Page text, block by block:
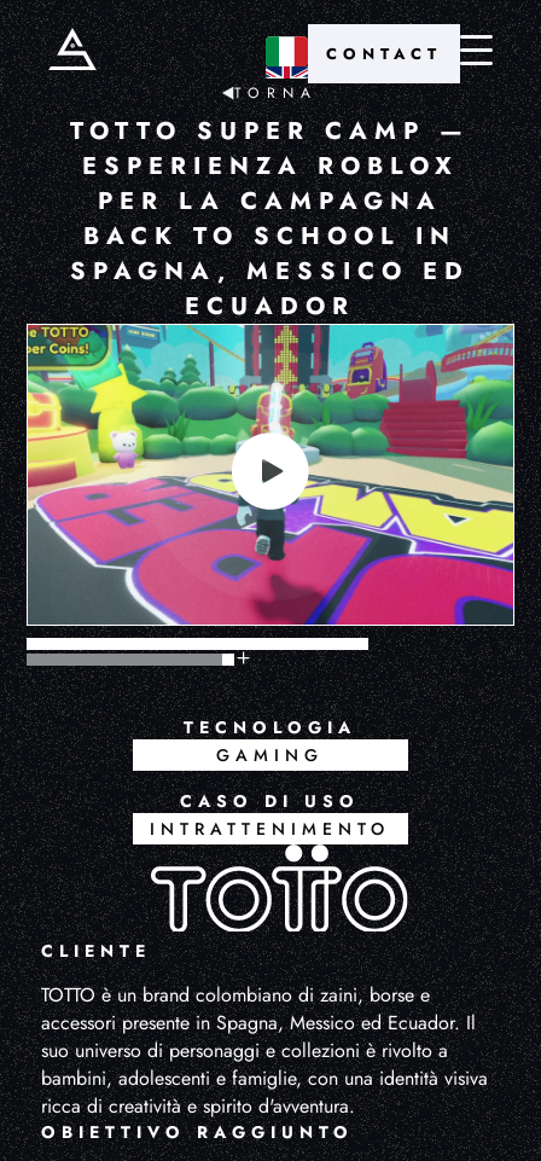
CONTACT
TORNA
TOTTO SUPER CAMP —
ESPERIENZA ROBLOX
PER LA CAMPAGNA
BACK TO SCHOOL IN
SPAGNA, MESSICO ED
ECUADOR
TECNOLOGIA
GAMING
CASO DI USO
INTRATTENIMENTO
CLIENTE
TOTTO è un brand colombiano di zaini, borse e
accessori presente in Spagna, Messico ed Ecuador. Il
suo universo di personaggi e collezioni è rivolto a
bambini, adolescenti e famiglie, con una identità visiva
ricca di creatività e spirito d'avventura.
OBIETTIVO RAGGIUNTO